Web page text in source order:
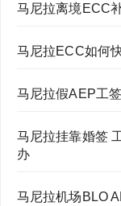
马尼拉离境ECC
马尼拉ECC如何
马尼拉假AEP工
马尼拉挂靠婚签
办
马尼拉机场BLO